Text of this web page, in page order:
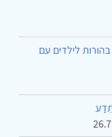
לילדים עם